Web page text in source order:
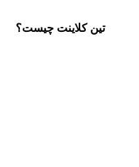
تین کلاینت چیست؟